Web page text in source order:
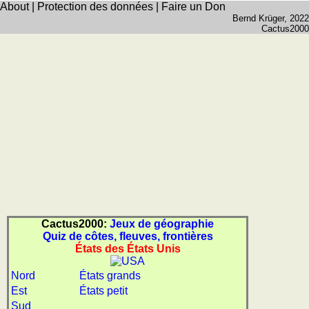
Cactus2000: Jeux de géographie
Quiz de côtes, fleuves, frontières
États des États Unis
Nord
États grands
Est
États petit
Sud
About| Protection des données Faire un Don
Bernd Krüger, 2022
Cactus2000